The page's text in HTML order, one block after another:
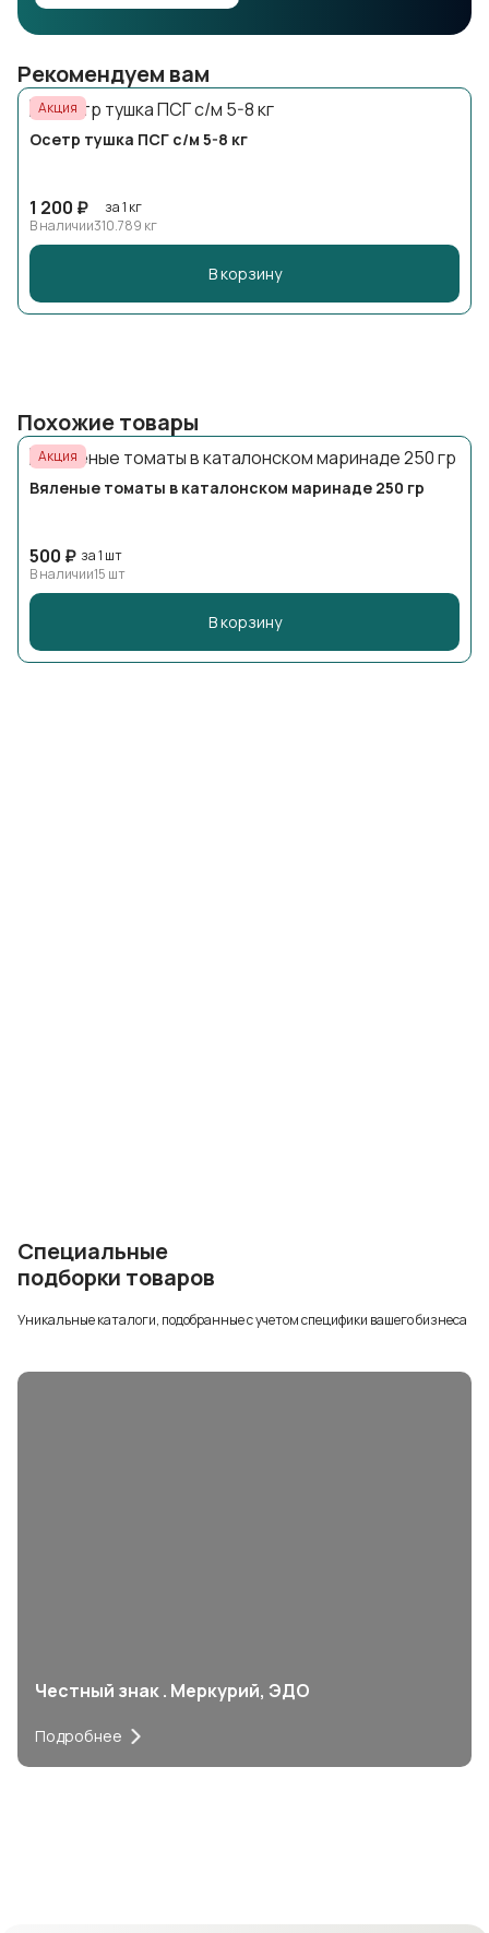
Рекомендуем вам
Акция
Осетр тушка ПСГ с/м 5-8 кг
1 200 ₽
за 1 кг
В наличии310.789 кг
В корзину
Похожие товары
Акция
Вяленые томаты в каталонском маринаде 250 гр
500 ₽ за 1 шт
В наличии15 шт
В корзину
Специальные
подборки товаров
Уникальные каталоги, подобранные с учетом специфики вашего бизнеса
Честный знак . Меркурий, ЭДО
Подробнее